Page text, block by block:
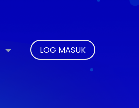
LOG MASUK